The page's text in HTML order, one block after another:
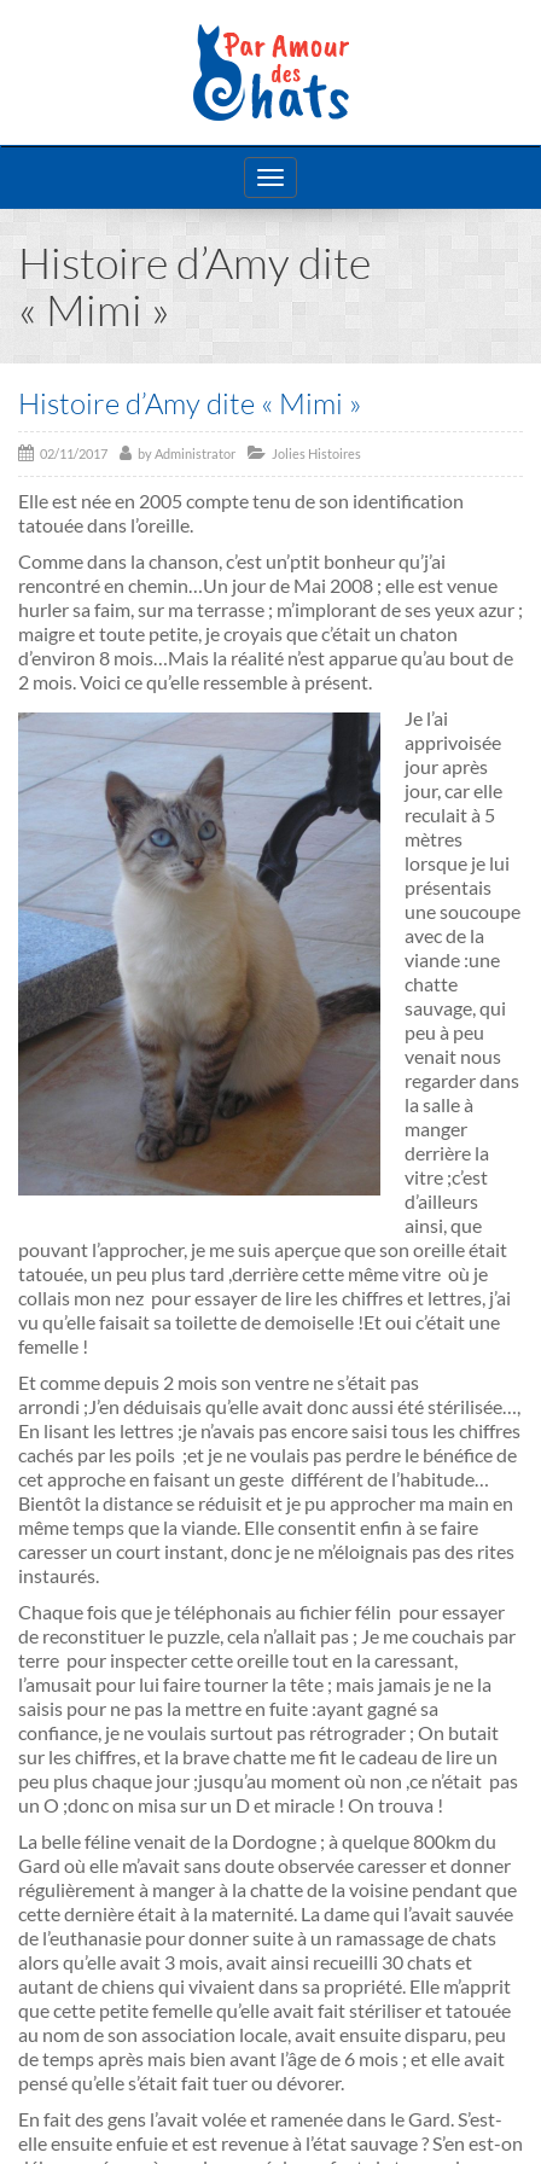
Toggle
navigation
Histoire d’Amy dite
« Mimi »
Histoire d’Amy dite « Mimi »
02/11/2017 byAdministrator Jolies Histoires
Elle est née en 2005 compte tenu de son identification
tatouée dans l’oreille.
Comme dans la chanson, c’est un’ptit bonheur qu’j’ai
rencontré en chemin…Un jour de Mai 2008 ; elle est venue
hurler sa faim, sur ma terrasse ; m’implorant de ses yeux azur ;
maigre et toute petite, je croyais que c’était un chaton
d’environ 8 mois…Mais la réalité n’est apparue qu’au bout de
2 mois. Voici ce qu’elle ressemble à présent.
Je l’ai
apprivoisée
jour après
jour, car elle
reculait à 5
mètres
lorsque je lui
présentais
une soucoupe
avec de la
viande :une
chatte
sauvage, qui
peu à peu
venait nous
regarder dans
la salle à
manger
derrière la
vitre ;c’est
d’ailleurs
ainsi, que
pouvant l’approcher, je me suis aperçue que son oreille était
tatouée, un peu plus tard ,derrière cette même vitre où je
collais mon nez pour essayer de lire les chiffres et lettres, j’ai
vu qu’elle faisait sa toilette de demoiselle !Et oui c’était une
femelle !
Et comme depuis 2 mois son ventre ne s’était pas
arrondi ;J’en déduisais qu’elle avait donc aussi été stérilisée…,
En lisant les lettres ;je n’avais pas encore saisi tous les chiffres
cachés par les poils ;et je ne voulais pas perdre le bénéfice de
cet approche en faisant un geste différent de l’habitude…
Bientôt la distance se réduisit et je pu approcher ma main en
même temps que la viande. Elle consentit enfin à se faire
caresser un court instant, donc je ne m’éloignais pas des rites
instaurés.
Chaque fois que je téléphonais au fichier félin pour essayer
de reconstituer le puzzle, cela n’allait pas ; Je me couchais par
terre pour inspecter cette oreille tout en la caressant,
l’amusait pour lui faire tourner la tête ; mais jamais je ne la
saisis pour ne pas la mettre en fuite :ayant gagné sa
confiance, je ne voulais surtout pas rétrograder ; On butait
sur les chiffres, et la brave chatte me fit le cadeau de lire un
peu plus chaque jour ;jusqu’au moment où non ,ce n’était pas
un O ;donc on misa sur un D et miracle ! On trouva !
La belle féline venait de la Dordogne ; à quelque 800km du
Gard où elle m’avait sans doute observée caresser et donner
régulièrement à manger à la chatte de la voisine pendant que
cette dernière était à la maternité. La dame qui l’avait sauvée
de l’euthanasie pour donner suite à un ramassage de chats
alors qu’elle avait 3 mois, avait ainsi recueilli 30 chats et
autant de chiens qui vivaient dans sa propriété. Elle m’apprit
que cette petite femelle qu’elle avait fait stériliser et tatouée
au nom de son association locale, avait ensuite disparu, peu
de temps après mais bien avant l’âge de 6 mois ; et elle avait
pensé qu’elle s’était fait tuer ou dévorer.
En fait des gens l’avait volée et ramenée dans le Gard. S’est-
elle ensuite enfuie et est revenue à l’état sauvage ? S’en est-on